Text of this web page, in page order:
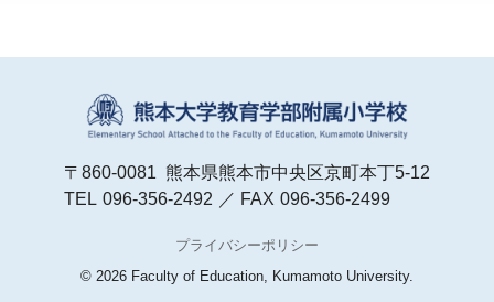
〒860-0081
熊本県熊本市中央区京町本丁5-12
TEL
096-356-2492 FAX 096-356-2499
プライバシーポリシー
© 2026 Faculty of Education, Kumamoto University.